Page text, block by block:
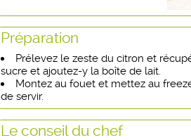
Préparation
Prélevez le zeste du citron et
sucre et ajoutez-y la boîte de lait.
Montez au fouet et mettez au
de servir.
Le conseil du chef